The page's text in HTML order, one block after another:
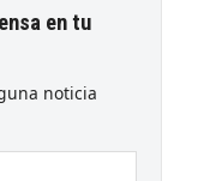
en tu
noticia